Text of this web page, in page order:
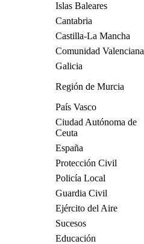
Islas Baleares
Cantabria
Castilla-La Mancha
Comunidad Valenciana
Galicia
Región de Murcia
País Vasco
Ciudad Autónoma de
Ceuta
España
Protección Civil
Policía Local
Guardia Civil
Ejército del Aire
Sucesos
Educación